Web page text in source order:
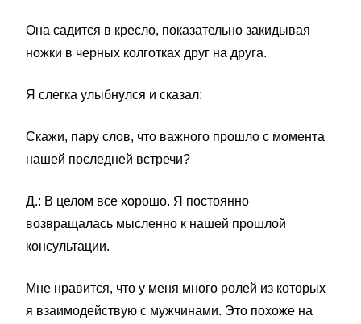
Она садится в кресло, показательно закидывая
ножки в черных колготках друг на друга.
Я слегка улыбнулся и сказал:
Скажи, пару слов, что важного прошло с момента
нашей последней встречи?
Д.: В целом все хорошо. Я постоянно
возвращалась мысленно к нашей прошлой
консультации.
Мне нравится, что у меня много ролей из которых
я взаимодействую с мужчинами. Это похоже на